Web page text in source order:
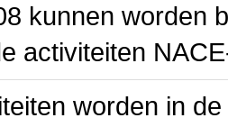
kunnen worden
activiteiten
worden in